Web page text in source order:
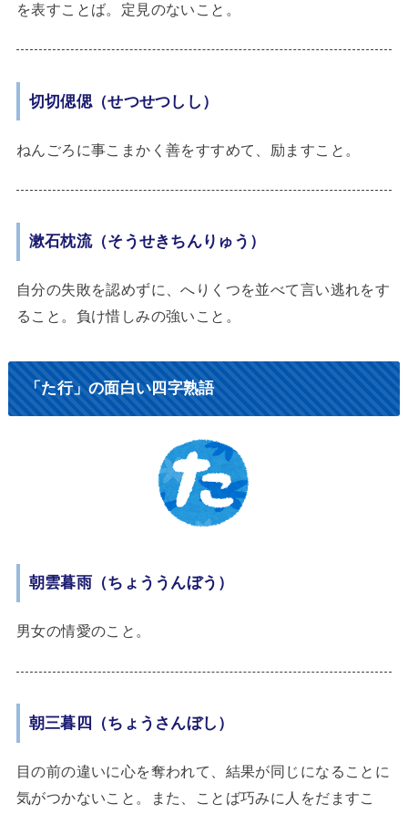
を表すことば。定見のないこと。
切切偲偲（せつせつしし）
ねんごろに事こまかく善をすすめて、励ますこと。
漱石枕流（そうせきちんりゅう）
自分の失敗を認めずに、へりくつを並べて言い逃れをす
ること。負け惜しみの強いこと。
「た行」の面白い四字熟語
朝雲暮雨（ちょううんぼう）
男女の情愛のこと。
朝三暮四（ちょうさんぼし）
目の前の違いに心を奪われて、結果が同じになることに
気がつかないこと。また、ことば巧みに人をだますこ